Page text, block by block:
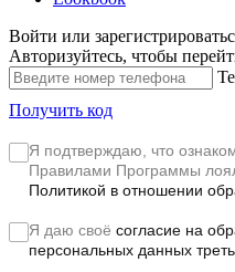
Войти или
Авторизуйтесь, чтобы
Получить код
Я подтверждаю, что
Правилами Программы
Политикой в отношении
Я даю своё согласие на
персональных данных